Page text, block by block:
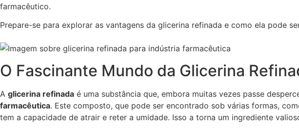
farmacêutico.
Prepare-se para explorar as vantagens da glicerina refinada e como ela pode
O Fascinante Mundo da Glicerina
A glicerina refinada é uma substância que, embora muitas vezes passe
farmacêutica. Este composto, que pode ser encontrado sob várias formas,
tem a capacidade de atrair e reter a umidade. Isso a torna um ingrediente